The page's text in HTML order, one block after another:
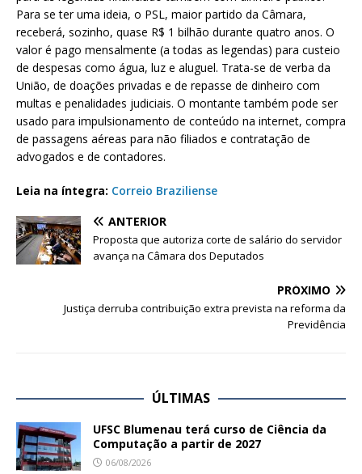
Para se ter uma ideia, o PSL, maior partido da Câmara,
receberá, sozinho, quase R$ 1 bilhão durante quatro anos. O
valor é pago mensalmente (a todas as legendas) para custeio
de despesas como água, luz e aluguel. Trata-se de verba da
União, de doações privadas e de repasse de dinheiro com
multas e penalidades judiciais. O montante também pode ser
usado para impulsionamento de conteúdo na internet, compra
de passagens aéreas para não filiados e contratação de
advogados e de contadores.
Leia na íntegra: Correio Braziliense
ANTERIOR
Proposta que autoriza corte de salário do servidor
avança na Câmara dos Deputados
PRÓXIMO
Justiça derruba contribuição extra prevista na reforma da
Previdência
ÚLTIMAS
UFSC Blumenau terá curso de Ciência da
Computação a partir de 2027
06/08/2026